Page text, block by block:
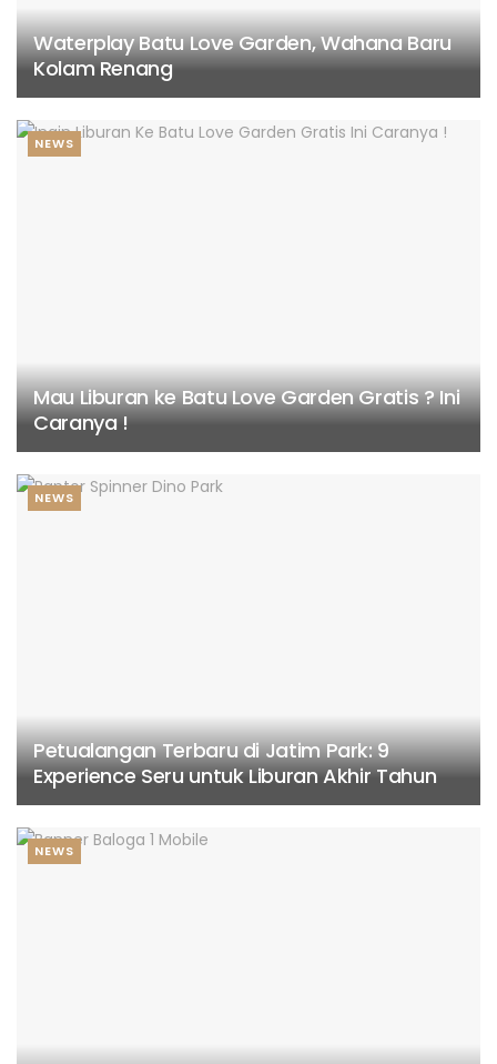
Waterplay Batu Love Garden, Wahana Baru
Kolam Renang
NEWS
Mau Liburan ke Batu Love Garden Gratis ? Ini
Caranya !
NEWS
Petualangan Terbaru di Jatim Park: 9
Experience Seru untuk Liburan Akhir Tahun
NEWS